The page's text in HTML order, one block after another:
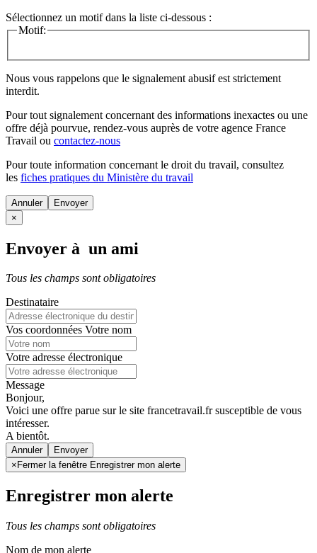
Sélectionnez un motif dans la liste ci-dessous :
Motif:
Nous vous rappelons que le signalement abusif est strictement
interdit.
Pour tout signalement concernant des informations inexactes ou une
offre déjà pourvue, rendez-vous auprès de votre agence France
Travail ou contactez-nous
Pour toute information concernant le droit du travail, consultez
les fiches pratiques du Ministère du travail
Annuler
×
Envoyer à un ami
Tous les champs sont obligatoires
Destinataire
Vos coordonnées Votre nom
Votre adresse électronique
Message
Bonjour,
Voici une offre parue sur le site francetravail.fr susceptible de vous
intéresser.
A bientôt.
Annuler
× Fermer la fenêtre Enregistrer mon alerte
Enregistrer mon alerte
Tous les champs sont obligatoires
Nom de mon alerte